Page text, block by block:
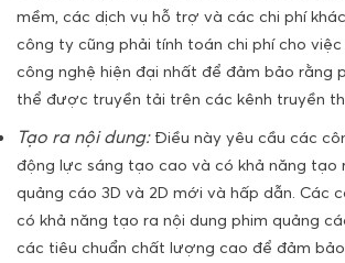
mềm, các dịch vụ hỗ trợ và các chi phí
công ty cũng phải tính toán chi phí cho
công nghệ hiện đại nhất để đảm bảo rằng
thể được truyền tải trên các kênh truyền
Tạo ra nội dung: Điều này yêu cầu các
động lực sáng tạo cao và có khả năng tạo
quảng cáo 3D và 2D mới và hấp dẫn. Các
có khả năng tạo ra nội dung phim quảng
các tiêu chuẩn chất lượng cao để đảm